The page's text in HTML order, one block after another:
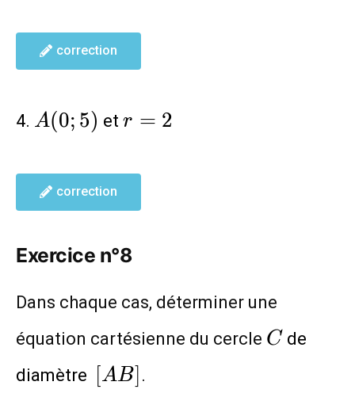
correction
4. A(0;5)
A(0; 5) etr=2
r = 2
correction
Exercice n°8
Dans chaque cas, déterminer une
équation cartésienne du cercle C
C de
diamètre [AB]
[AB] .